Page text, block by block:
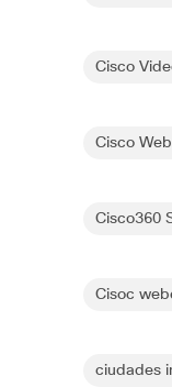
Cisco
Cisco
Cisco360
Cisoc
ciudades